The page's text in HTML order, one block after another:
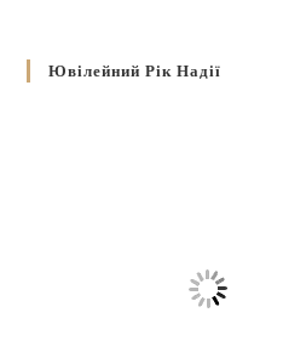
Ювілейний Рік Надії